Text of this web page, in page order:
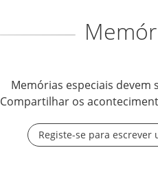
Memórias especiais devem
Compartilhar os
Registe-se para escrever